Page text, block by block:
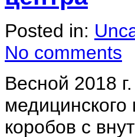
Posted in:
No comments
Весной 2018
коробов с